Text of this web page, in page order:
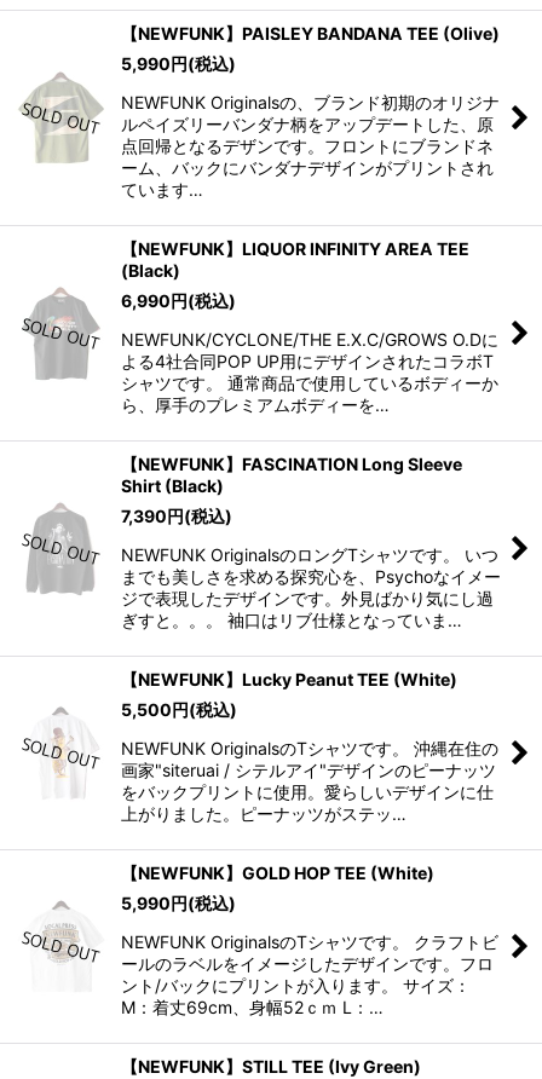
【NEWFUNK】PAISLEY BANDANA TEE (Olive)
5,990円(税込)
NEWFUNK Originalsの、ブランド初期のオリジナ
ルペイズリーバンダナ柄をアップデートした、原
点回帰となるデザンです。フロントにブランドネ
ーム、バックにバンダナデザインがプリントされ
ています…
【NEWFUNK】LIQUOR INFINITY AREA TEE
(Black)
6,990円(税込)
NEWFUNK/CYCLONE/THE E.X.C/GROWS O.Dに
よる4社合同POP UP用にデザインされたコラボT
シャツです。 通常商品で使用しているボディーか
ら、厚手のプレミアムボディーを…
【NEWFUNK】FASCINATION Long Sleeve
Shirt (Black)
7,390円(税込)
NEWFUNK OriginalsのロングTシャツです。 いつ
までも美しさを求める探究心を、Psychoなイメー
ジで表現したデザインです。外見ばかり気にし過
ぎすと。。。 袖口はリブ仕様となっていま…
【NEWFUNK】Lucky Peanut TEE (White)
5,500円(税込)
NEWFUNK OriginalsのTシャツです。 沖縄在住の
画家"siteruai / シテルアイ"デザインのピーナッツ
をバックプリントに使用。愛らしいデザインに仕
上がりました。ピーナッツがステッ…
【NEWFUNK】GOLD HOP TEE (White)
5,990円(税込)
NEWFUNK OriginalsのTシャツです。 クラフトビ
ールのラベルをイメージしたデザインです。フロ
ント/バックにプリントが入ります。 サイズ：
M：着丈69cm、身幅52ｃｍ L：…
【NEWFUNK】STILL TEE (Ivy Green)